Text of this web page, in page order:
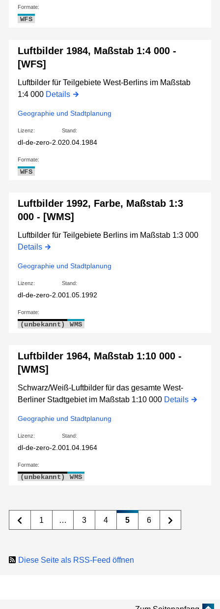
Formate:
WFS
Luftbilder 1984, Maßstab 1:4 000 -
[WFS]
Luftbilder für Teilgebiete West-Berlins im Maßstab
1:4 000 Details
Geographie und Stadtplanung
Lizenz:
dl-de-zero-2.0
Stand:
20.04.1984
Formate:
WFS
Luftbilder 1992, Farbe, Maßstab 1:3
000 - [WMS]
Luftbilder für Teilgebiete Berlins im Maßstab 1:3 000
Details
Geographie und Stadtplanung
Lizenz:
dl-de-zero-2.0
Stand:
01.05.1992
Formate:
(unbekannt) WMS
Luftbilder 1964, Maßstab 1:10 000 -
[WMS]
Schwarz/Weiß-Luftbilder für das gesamte West-
Berliner Stadtgebiet im Maßstab 1:10 000 Details
Geographie und Stadtplanung
Lizenz:
dl-de-zero-2.0
Stand:
01.04.1964
Formate:
(unbekannt) WMS
1 … 3 4 5 6
Diese Seite als RSS-Feed öffnen